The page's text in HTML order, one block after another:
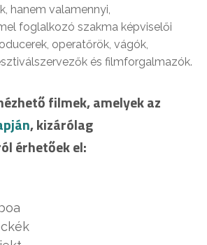
hanem valamennyi,
foglalkozó szakma képviselői
operatőrök, vágók,
és filmforgalmazók.
filmek, amelyek az
, kizárólag
érhetőek el: